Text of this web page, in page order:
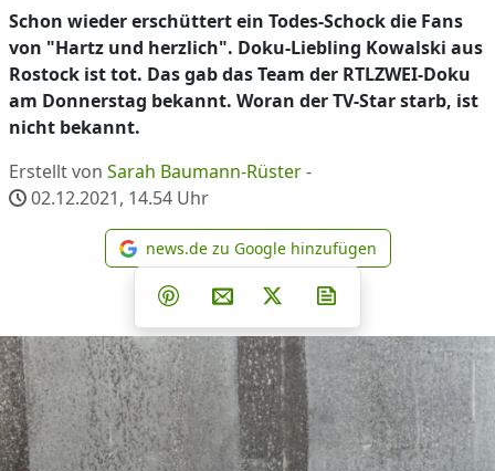
Schon wieder erschüttert ein Todes-Schock die Fans
von "Hartz und herzlich". Doku-Liebling Kowalski aus
Rostock ist tot. Das gab das Team der RTLZWEI-Doku
am Donnerstag bekannt. Woran der TV-Star starb, ist
nicht bekannt.
Erstellt von Sarah Baumann-Rüster-
02.12.2021, 14.54 Uhr
news.de zu Google
news.de zu Google hinzufügen
Teilen auf Facebook
Teilen auf Whatsapp
Teilen auf Telegram
Teilen auf Pinterest
Per E-Mail teilen
Post auf X